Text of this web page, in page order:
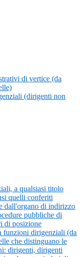
di vertice (da
(dirigenti non
a qualsiasi titolo
quelli conferiti
dall'organo di indirizzo
pubbliche di
di posizione
funzioni dirigenziali (da
che distinguano le
dirigenti, dirigenti